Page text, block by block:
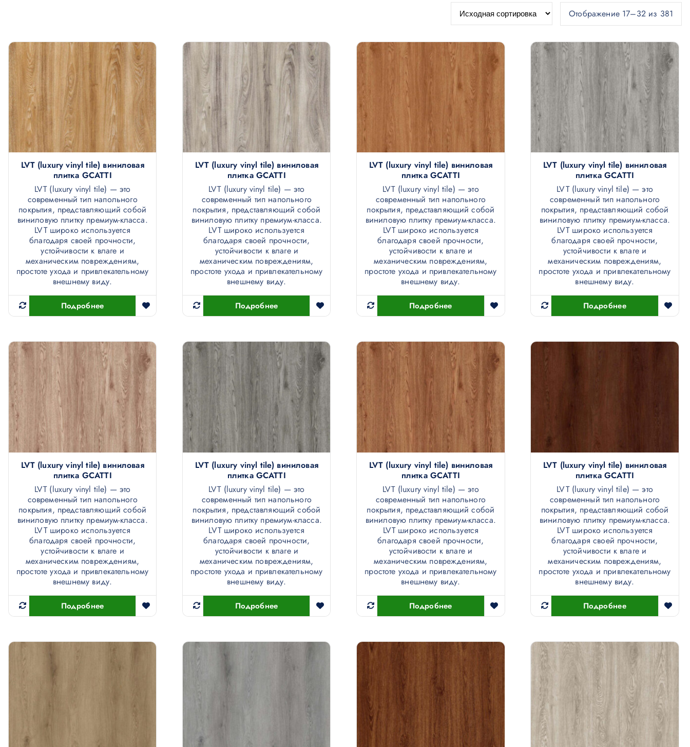
Отображение 17–32 из 381
LVT (luxury vinyl tile) виниловая
плитка GCATTI
LVT (luxury vinyl tile) — это
современный тип напольного
покрытия, представляющий собой
виниловую плитку премиум-класса.
LVT широко используется
благодаря своей прочности,
устойчивости к влаге и
механическим повреждениям,
простоте ухода и привлекательному
внешнему виду.
Подробнее
LVT (luxury vinyl tile) виниловая
плитка GCATTI
LVT (luxury vinyl tile) — это
современный тип напольного
покрытия, представляющий собой
виниловую плитку премиум-класса.
LVT широко используется
благодаря своей прочности,
устойчивости к влаге и
механическим повреждениям,
простоте ухода и привлекательному
внешнему виду.
Подробнее
LVT (luxury vinyl tile) виниловая
плитка GCATTI
LVT (luxury vinyl tile) — это
современный тип напольного
покрытия, представляющий собой
виниловую плитку премиум-класса.
LVT широко используется
благодаря своей прочности,
устойчивости к влаге и
механическим повреждениям,
простоте ухода и привлекательному
внешнему виду.
Подробнее
LVT (luxury vinyl tile) виниловая
плитка GCATTI
LVT (luxury vinyl tile) — это
современный тип напольного
покрытия, представляющий собой
виниловую плитку премиум-класса.
LVT широко используется
благодаря своей прочности,
устойчивости к влаге и
механическим повреждениям,
простоте ухода и привлекательному
внешнему виду.
Подробнее
LVT (luxury vinyl tile) виниловая
плитка GCATTI
LVT (luxury vinyl tile) — это
современный тип напольного
покрытия, представляющий собой
виниловую плитку премиум-класса.
LVT широко используется
благодаря своей прочности,
устойчивости к влаге и
механическим повреждениям,
простоте ухода и привлекательному
внешнему виду.
Подробнее
LVT (luxury vinyl tile) виниловая
плитка GCATTI
LVT (luxury vinyl tile) — это
современный тип напольного
покрытия, представляющий собой
виниловую плитку премиум-класса.
LVT широко используется
благодаря своей прочности,
устойчивости к влаге и
механическим повреждениям,
простоте ухода и привлекательному
внешнему виду.
Подробнее
LVT (luxury vinyl tile) виниловая
плитка GCATTI
LVT (luxury vinyl tile) — это
современный тип напольного
покрытия, представляющий собой
виниловую плитку премиум-класса.
LVT широко используется
благодаря своей прочности,
устойчивости к влаге и
механическим повреждениям,
простоте ухода и привлекательному
внешнему виду.
Подробнее
LVT (luxury vinyl tile) виниловая
плитка GCATTI
LVT (luxury vinyl tile) — это
современный тип напольного
покрытия, представляющий собой
виниловую плитку премиум-класса.
LVT широко используется
благодаря своей прочности,
устойчивости к влаге и
механическим повреждениям,
простоте ухода и привлекательному
внешнему виду.
Подробнее